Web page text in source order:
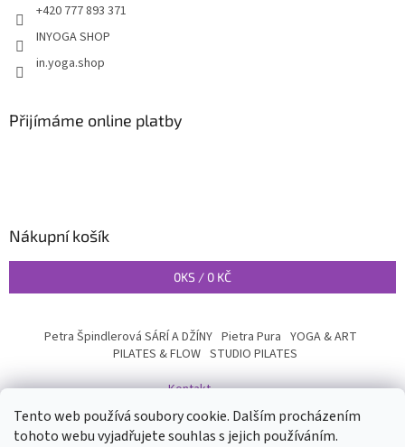
Tento web používá soubory cookie. Dalším procházením
tohoto webu vyjadřujete souhlas s jejich používáním.
+420 777 893 371
INYOGA SHOP
in.yoga.shop
Přijímáme online platby
Nákupní košík
0KS / 0 KČ
Petra Špindlerová SÁRÍ A DŽÍNY Pietra Pura YOGA & ART
PILATES & FLOW STUDIO PILATES
Kontakt